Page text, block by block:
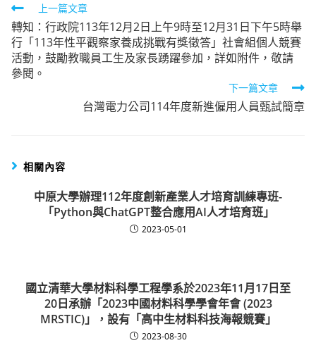
Read
more
articles
上一篇文章
轉知：行政院113年12月2日上午9時至12月31日下午5時舉
行「113年性平觀察家養成挑戰有獎徵答」社會組個人競賽
活動，鼓勵教職員工生及家長踴躍參加，詳如附件，敬請
參閱。
下一篇文章
台灣電力公司114年度新進僱用人員甄試簡章
相關內容
中原大學辦理112年度創新產業人才培育訓練專班-
「Python與ChatGPT整合應用AI人才培育班」
2023-05-01
國立清華大學材料科學工程學系於2023年11月17日至
20日承辦「2023中國材料科學學會年會 (2023
MRSTIC)」，設有「高中生材料科技海報競賽」
2023-08-30